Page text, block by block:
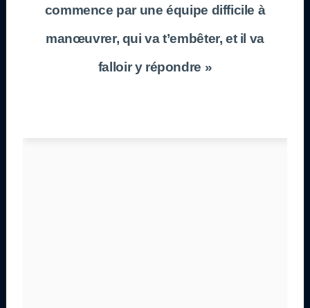
commence par une équipe difficile à
manœuvrer, qui va t’embêter, et il va
falloir y répondre »